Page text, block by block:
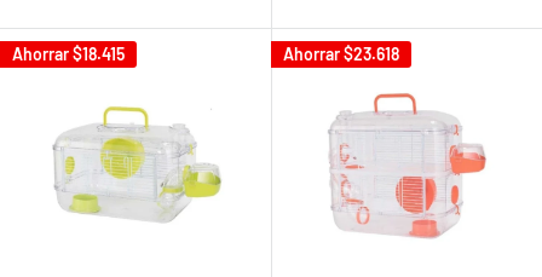
Ahorrar$18.415 Ahorrar$23.618